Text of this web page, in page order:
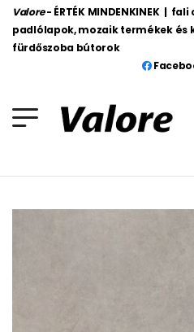
Valore - ÉRTÉK MINDENKINEK |
padlólapok, mozaik termékek és
fürdőszoba bútorok